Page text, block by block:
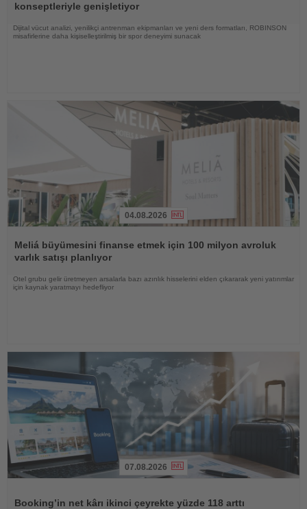
konseptleriyle genişletiyor
Dijital vücut analizi, yenilikçi antrenman ekipmanları ve yeni ders formatları, ROBINSON
misafirlerine daha kişiselleştirilmiş bir spor deneyimi sunacak
Oku
04.08.2026
Meliá büyümesini finanse etmek için 100 milyon avroluk
varlık satışı planlıyor
Otel grubu gelir üretmeyen arsalarla bazı azınlık hisselerini elden çıkararak yeni yatırımlar
için kaynak yaratmayı hedefliyor
07.08.2026
Booking’in net kârı ikinci çeyrekte yüzde 118 arttı